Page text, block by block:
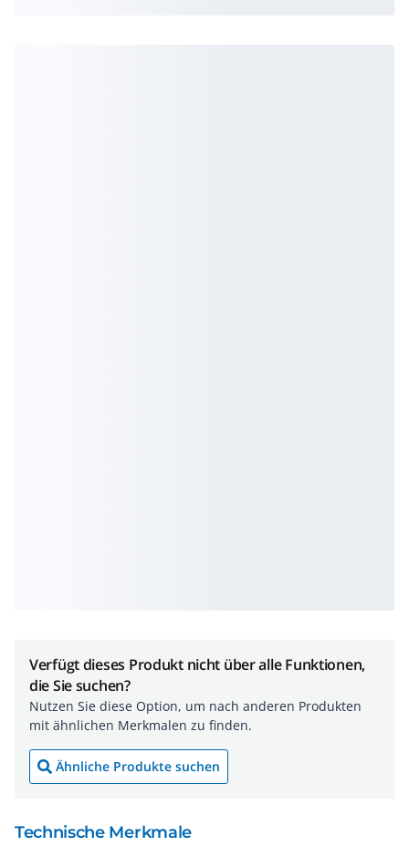
Verfügt dieses Produkt nicht über alle Funktionen,
die Sie suchen?
Nutzen Sie diese Option, um nach anderen Produkten
mit ähnlichen Merkmalen zu finden.
Ähnliche Produkte suchen
Technische Merkmale